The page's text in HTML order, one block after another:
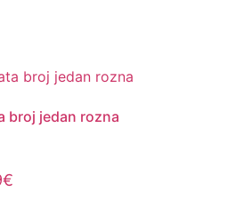
broj jedan rozna
€